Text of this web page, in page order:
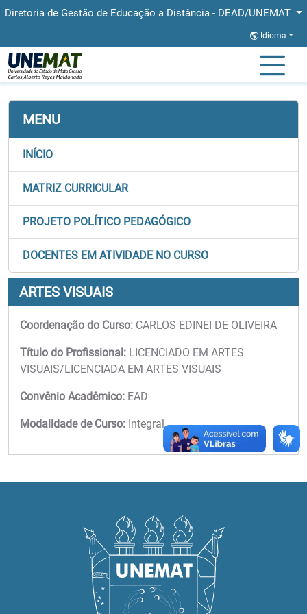
Diretoria de Gestão de Educação a Distância - DEAD/UNEMAT
Idioma
Página Inicial Artes Visuais
MENU
INÍCIO
MATRIZ CURRICULAR
PROJETO POLÍTICO PEDAGÓGICO
DOCENTES EM ATIVIDADE NO CURSO
ARTES VISUAIS
Coordenação do Curso: CARLOS EDINEI DE OLIVEIRA
Título do Profissional: LICENCIADO EM ARTES
VISUAIS/LICENCIADA EM ARTES VISUAIS
Convênio Acadêmico: EAD
Modalidade de Curso: Integral